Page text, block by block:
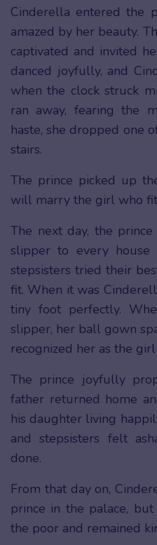
Cinderella entered the
amazed by her beauty.
captivated and invited
danced joyfully, and
when the clock struck
ran away, fearing the
haste, she dropped one
stairs.
The prince picked up
will marry the girl who
The next day, the
slipper to every house
stepsisters tried their
fit. When it was
tiny foot perfectly.
slipper, her ball gown
recognized her as the
The prince joyfully
father returned home
his daughter living
and stepsisters felt
done.
From that day on,
prince in the palace,
the poor and remained